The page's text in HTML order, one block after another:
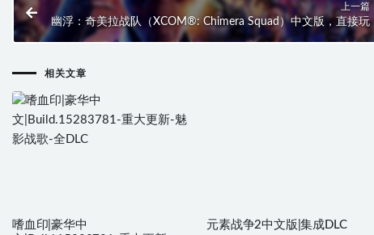
上一篇
幽浮：奇美拉战队（XCOM®: Chimera Squad）中文版，直接玩
相关文章
嗜血印|豪华中
元素战争2中文版|集成DLC